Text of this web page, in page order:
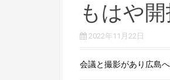
もはや
2022年11月22日
会議と撮影があり広島